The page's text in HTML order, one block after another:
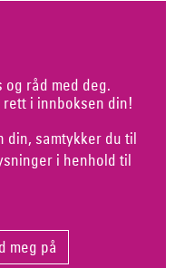
råd med deg.
i innboksen din!
din, samtykker du til
i henhold til